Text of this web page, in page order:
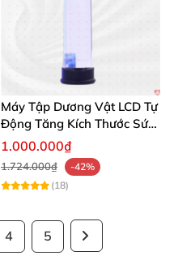
Máy Tập Dương Vật LCD Tự
Động Tăng Kích Thước Sức
Bền
1.000.000₫
1.724.000₫
-42%
(18)
4 5